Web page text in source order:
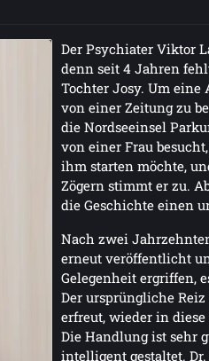
Der Psychiater Viktor
denn seit 4 Jahren
Tochter Josy. Um
von einer Zeitung zu
die Nordseeinsel
von einer Frau
ihm starten möchte,
Zögern stimmt er zu.
die Geschichte einen
Nach zwei
erneut veröffentlicht
Gelegenheit ergriffen,
Der ursprüngliche
erfreut, wieder in
Die Handlung ist sehr
intelligent gestaltet.